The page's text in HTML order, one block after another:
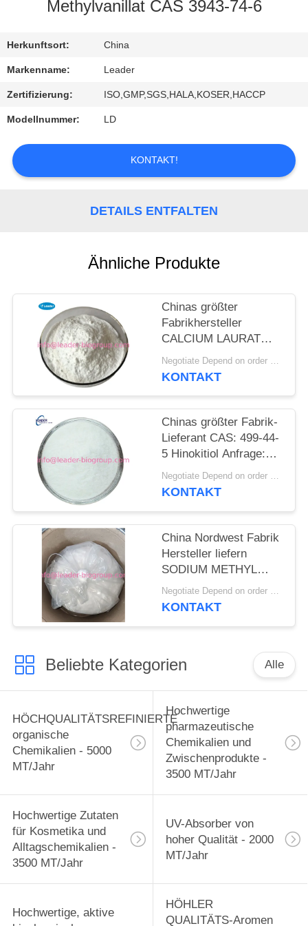
MIT
UNS
NEUIGKEITEN
SITEMAP
Methylvanillat CAS 3943-74-6
Herkunftsort: China
Markenname: Leader
Zertifizierung: ISO,GMP,SGS,HALA,KOSER,HACCP
Modellnummer: LD
KONTAKT!
DETAILS ENTFALTEN
Ähnliche Produkte
Chinas größter
Fabrikhersteller
CALCIUM LAURAT
CAS 4696-56-4 Für
sofortige Lieferung
Negotiate Depend on order quantity MOQ:25KGS
KONTAKT
Chinas größter Fabrik-
Lieferant CAS: 499-44-
5 Hinokitiol Anfrage:
Info@Leader-
Biogroup.Com
Negotiate Depend on order quantity MOQ:25KG
KONTAKT
China Nordwest Fabrik
Hersteller liefern
SODIUM METHYL
STEAROYL TAURATE
CAS 149-39-3 Für die
Negotiate Depend on order quantity MOQ:25KGS
KONTAKT
Beliebte Kategorien Alle
HÖCHQUALITÄTSREFINIERTE
organische
Chemikalien - 5000
MT/Jahr
Hochwertige
pharmazeutische
Chemikalien und
Zwischenprodukte -
3500 MT/Jahr
Hochwertige Zutaten
für Kosmetika und
Alltagschemikalien -
3500 MT/Jahr
UV-Absorber von
hoher Qualität - 2000
MT/Jahr
Hochwertige, aktive
HÖHLER
QUALITÄTS-Aromen